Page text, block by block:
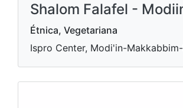
Shalom Falafel -
Étnica, Vegetariana
Ispro Center, Modi'in-